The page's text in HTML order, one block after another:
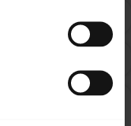
satın